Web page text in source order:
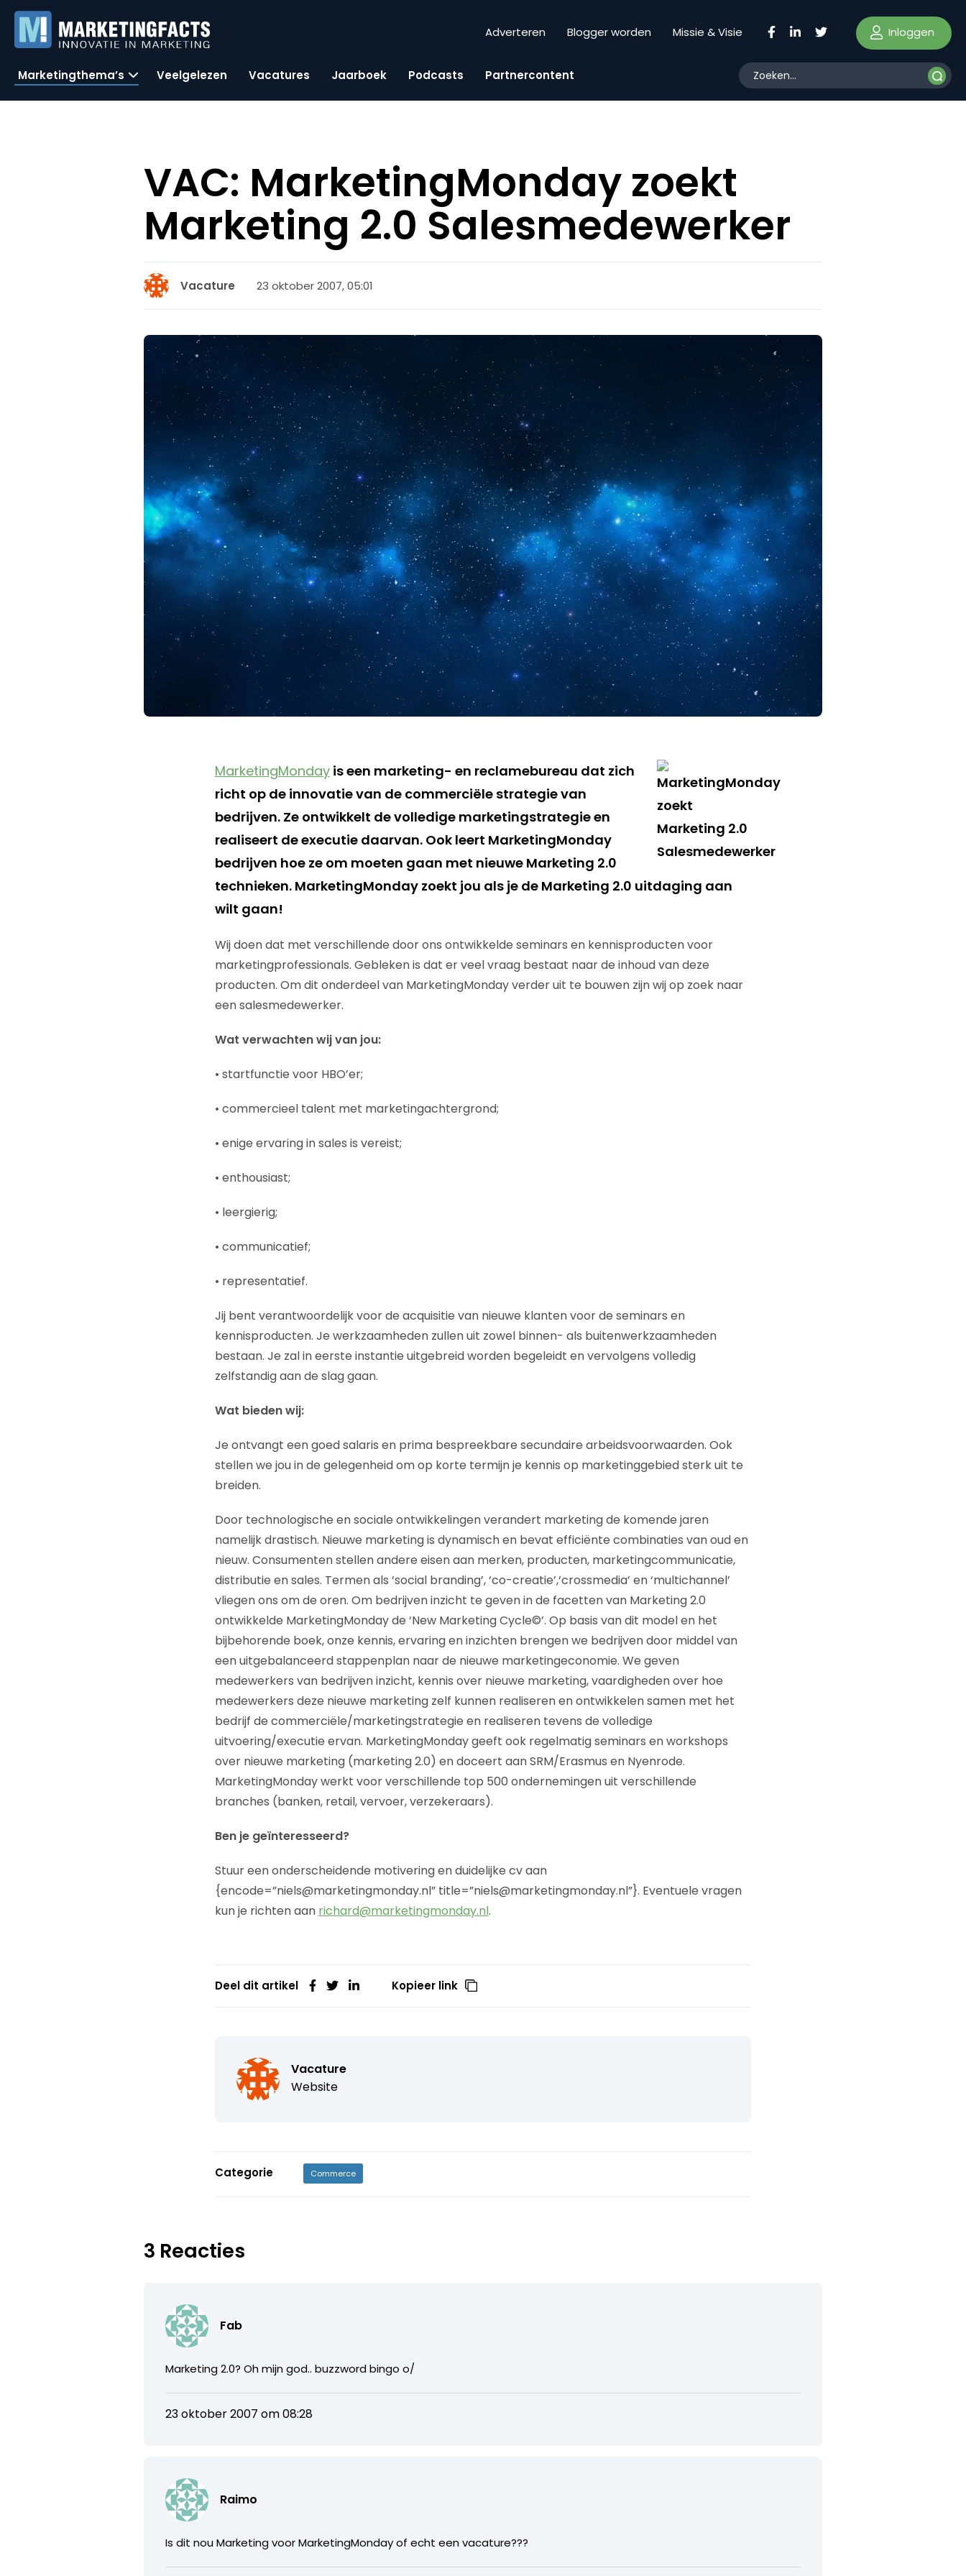
Adverteren Blogger worden Missie & Visie Inloggen
Marketingthema’s Veelgelezen Vacatures Jaarboek Podcasts Partnercontent
VAC: MarketingMonday zoekt
Marketing 2.0 Salesmedewerker
Vacature 23 oktober 2007, 05:01
MarketingMondayis een marketing- en reclamebureau dat zich
richt op de innovatie van de commerciële strategie van
bedrijven. Ze ontwikkelt de volledige marketingstrategie en
realiseert de executie daarvan. Ook leert MarketingMonday
bedrijven hoe ze om moeten gaan met nieuwe Marketing 2.0
technieken. MarketingMonday zoekt jou als je de Marketing 2.0 uitdaging aan
wilt gaan!
Wij doen dat met verschillende door ons ontwikkelde seminars en kennisproducten voor
marketingprofessionals. Gebleken is dat er veel vraag bestaat naar de inhoud van deze
producten. Om dit onderdeel van MarketingMonday verder uit te bouwen zijn wij op zoek naar
een salesmedewerker.
Wat verwachten wij van jou:
• startfunctie voor HBO’er;
• commercieel talent met marketingachtergrond;
• enige ervaring in sales is vereist;
• enthousiast;
• leergierig;
• communicatief;
• representatief.
Jij bent verantwoordelijk voor de acquisitie van nieuwe klanten voor de seminars en
kennisproducten. Je werkzaamheden zullen uit zowel binnen- als buitenwerkzaamheden
bestaan. Je zal in eerste instantie uitgebreid worden begeleidt en vervolgens volledig
zelfstandig aan de slag gaan.
Wat bieden wij:
Je ontvangt een goed salaris en prima bespreekbare secundaire arbeidsvoorwaarden. Ook
stellen we jou in de gelegenheid om op korte termijn je kennis op marketinggebied sterk uit te
breiden.
Door technologische en sociale ontwikkelingen verandert marketing de komende jaren
namelijk drastisch. Nieuwe marketing is dynamisch en bevat efficiënte combinaties van oud en
nieuw. Consumenten stellen andere eisen aan merken, producten, marketingcommunicatie,
distributie en sales. Termen als ‘social branding’, ‘co-creatie’,‘crossmedia’ en ‘multichannel’
vliegen ons om de oren. Om bedrijven inzicht te geven in de facetten van Marketing 2.0
ontwikkelde MarketingMonday de ‘New Marketing Cycle©’. Op basis van dit model en het
bijbehorende boek, onze kennis, ervaring en inzichten brengen we bedrijven door middel van
een uitgebalanceerd stappenplan naar de nieuwe marketingeconomie. We geven
medewerkers van bedrijven inzicht, kennis over nieuwe marketing, vaardigheden over hoe
medewerkers deze nieuwe marketing zelf kunnen realiseren en ontwikkelen samen met het
bedrijf de commerciële/marketingstrategie en realiseren tevens de volledige
uitvoering/executie ervan. MarketingMonday geeft ook regelmatig seminars en workshops
over nieuwe marketing (marketing 2.0) en doceert aan SRM/Erasmus en Nyenrode.
MarketingMonday werkt voor verschillende top 500 ondernemingen uit verschillende
branches (banken, retail, vervoer, verzekeraars).
Ben je geïnteresseerd?
Stuur een onderscheidende motivering en duidelijke cv aan
{encode=”niels@marketingmonday.nl” title=”niels@marketingmonday.nl”}. Eventuele vragen
kun je richten aan richard@marketingmonday.nl.
Deel dit artikel Kopieer link
Vacature
Website
Categorie Commerce
3 Reacties
Fab
Marketing 2.0? Oh mijn god.. buzzword bingo o/
23 oktober 2007 om 08:28
Raimo
Is dit nou Marketing voor MarketingMonday of echt een vacature???